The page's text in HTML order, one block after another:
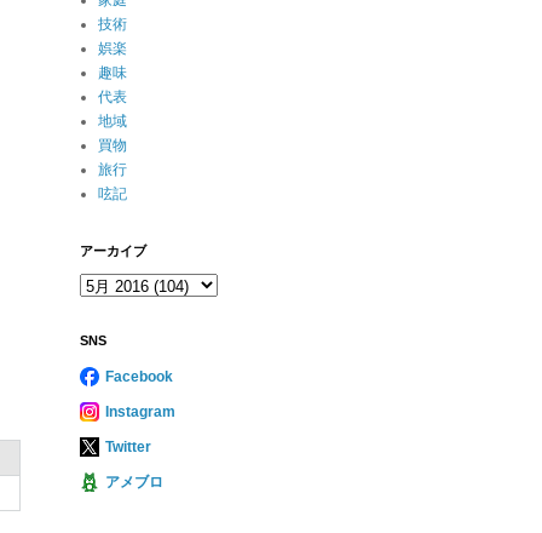
技術
娯楽
趣味
代表
地域
買物
旅行
呟記
アーカイブ
SNS
Facebook
Instagram
Twitter
アメブロ